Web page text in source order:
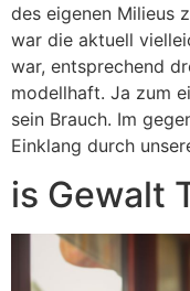
des eigenen Milieus
war die aktuell
war, entsprechend
modellhaft. Ja zum
sein Brauch. Im
Einklang durch
is Gewalt